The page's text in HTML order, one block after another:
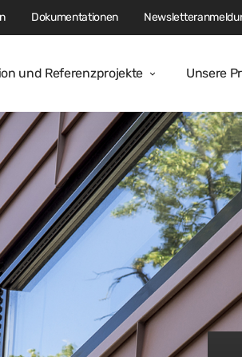
und Referenzprojekte Unsere
Dokumentationen